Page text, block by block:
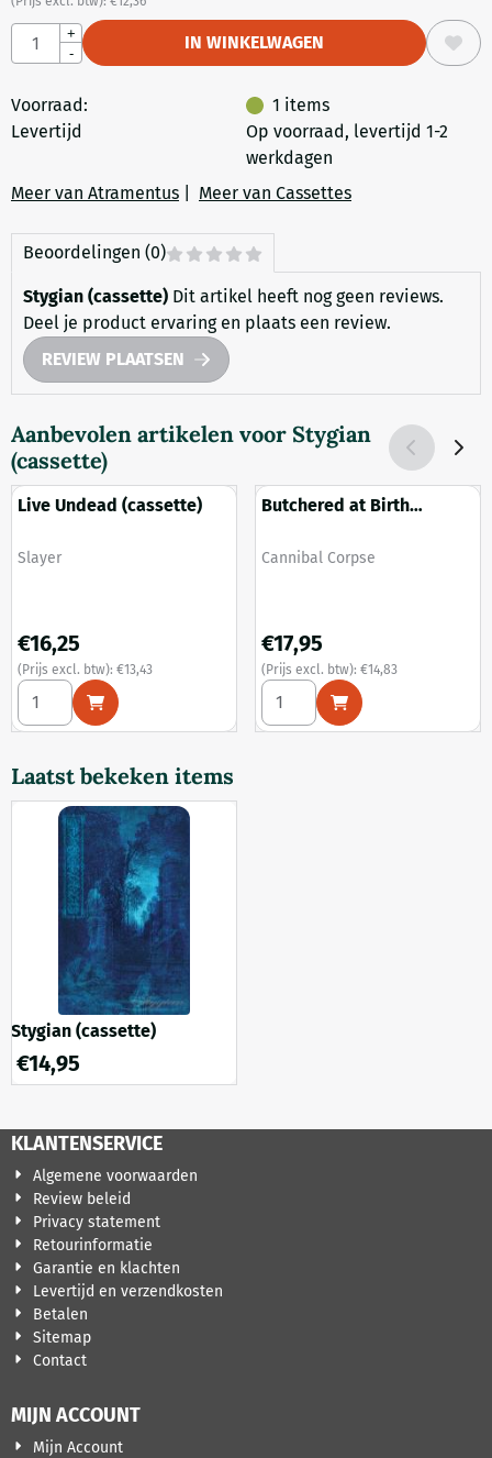
Aantal
+
-
IN WINKELWAGEN
Voorraad: 1 items
Levertijd
Op voorraad, levertijd 1-2
werkdagen
Meer van Atramentus
Meer van Cassettes
Beoordelingen (0)
Stygian (cassette) Dit artikel heeft nog geen reviews.
Deel je product ervaring en plaats een review.
REVIEW PLAATSEN
Aanbevolen artikelen voor Stygian
(cassette)
Live Undead (cassette)
Merk:
Slayer
Prijs: 16,25, exclusief btw: 13,43
€16,25
(Prijs excl. btw): €13,43
Aantal kiezen voor Live Undead (cassette)
Butchered at Birth
Merk:
Cannibal Corpse
Prijs: 17,95, exclusief btw:
€17,95
(Prijs excl. btw): €14,83
Aantal kiezen voor
Laatst bekeken items
Stygian (cassette)
€14,95
KLANTENSERVICE
Algemene voorwaarden
Review beleid
Privacy statement
Retourinformatie
Garantie en klachten
Levertijd en verzendkosten
Betalen
Sitemap
Contact
MIJN ACCOUNT
Mijn Account